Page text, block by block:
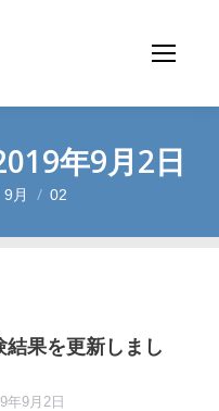
年9月2日
9月 02
果を更新しまし
年9月2日